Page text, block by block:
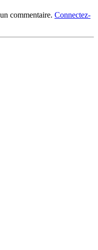
commentaire. Connectez-